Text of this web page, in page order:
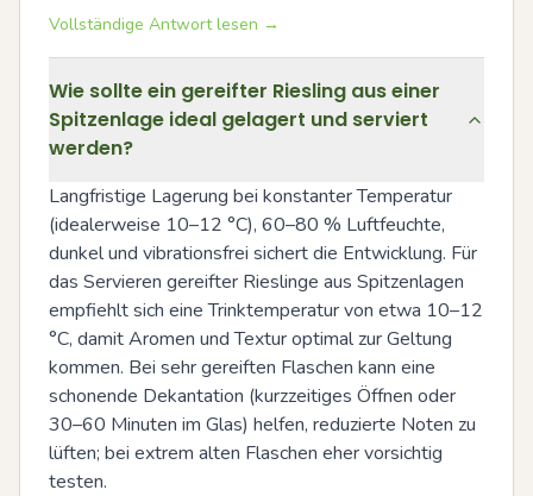
Vollständige Antwort lesen →
Wie sollte ein gereifter Riesling aus einer
Spitzenlage ideal gelagert und serviert
werden?
Langfristige Lagerung bei konstanter Temperatur
(idealerweise 10–12 °C), 60–80 % Luftfeuchte,
dunkel und vibrationsfrei sichert die Entwicklung. Für
das Servieren gereifter Rieslinge aus Spitzenlagen
empfiehlt sich eine Trinktemperatur von etwa 10–12
°C, damit Aromen und Textur optimal zur Geltung
kommen. Bei sehr gereiften Flaschen kann eine
schonende Dekantation (kurzzeitiges Öffnen oder
30–60 Minuten im Glas) helfen, reduzierte Noten zu
lüften; bei extrem alten Flaschen eher vorsichtig
testen.